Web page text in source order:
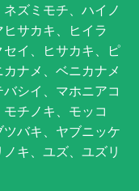
ズミモチ、ハイノ
サカキ、ヒイラ
イ、ヒサカキ、ピ
ナメ、ベニカナメ
シイ、マホニアコ
チノキ、モッコ
バキ、ヤブニッケ
キ、ユズ、ユズリ